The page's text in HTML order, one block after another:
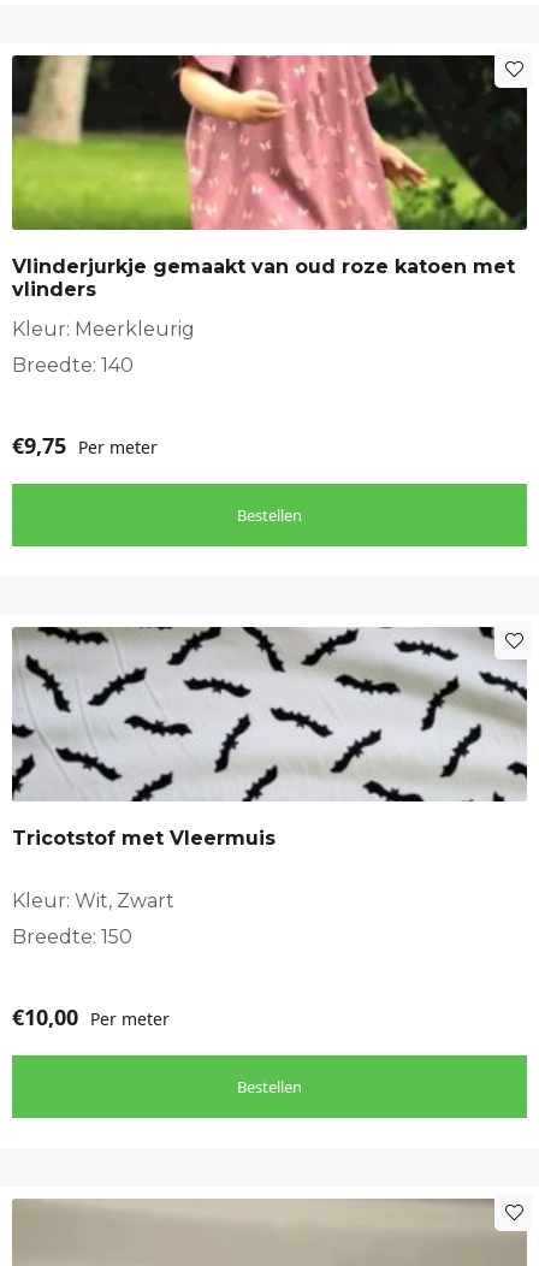
Vlinderjurkje gemaakt van oud roze katoen met
vlinders
Kleur: Meerkleurig
Breedte: 140
€9,75 Per meter
Bestellen
Tricotstof met Vleermuis
Kleur: Wit, Zwart
Breedte: 150
€10,00 Per meter
Bestellen